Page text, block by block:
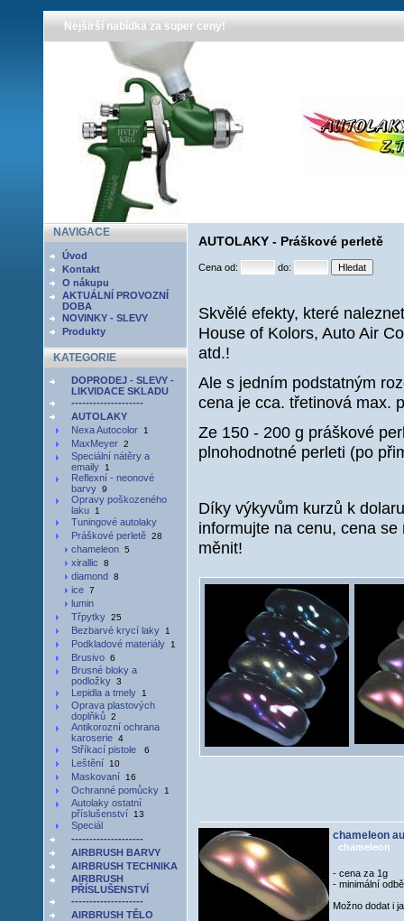
Nejširší nabídka za super ceny!
NAVIGACE
Úvod
Kontakt
O nákupu
AKTUÁLNÍ PROVOZNÍ
DOBA
NOVINKY - SLEVY
Produkty
KATEGORIE
DOPRODEJ - SLEVY -
LIKVIDACE SKLADU
--------------------
AUTOLAKY
Nexa Autocolor 1
MaxMeyer 2
Speciální nátěry a
emaily 1
Reflexní - neonové
barvy 9
Opravy poškozeného
laku 1
Tuningové autolaky
Práškové perletě 28
chameleon 5
xirallic 8
diamond 8
ice 7
lumin
Třpytky 25
Bezbarvé krycí laky 1
Podkladové materiály 1
Brusivo 6
Brusné bloky a
podložky 3
Lepidla a tmely 1
Oprava plastových
doplňků 2
Antikorozní ochrana
karoserie 4
Stříkací pistole 6
Leštění 10
Maskovaní 16
Ochranné pomůcky 1
Autolaky ostatní
příslušenství 13
Speciál
--------------------
AIRBRUSH BARVY
AIRBRUSH TECHNIKA
AIRBRUSH
PŘÍSLUŠENSTVÍ
--------------------
AIRBRUSH TĚLO
AUTOLAKY - Práškové perletě
Cena od: do:
Skvělé efekty, které
House of Kolors, Auto Air
atd.!
Ale s jedním podstatným
cena je cca. třetinová max.
Ze 150 - 200 g práškové
plnohodnotné perleti (po
Díky výkyvům kurzů k
informujte na cenu, cena se
měnit!
chameleon
chameleon
- cena za 1g
- minimální
Možno dodat i